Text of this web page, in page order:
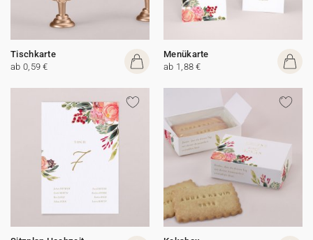
Tischkarte
ab 0,59 €
Menükarte
ab 1,88 €